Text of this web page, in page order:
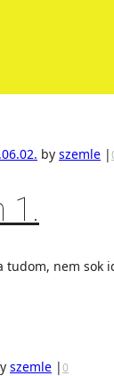
by szemle |
1.
nem sok
szemle |0